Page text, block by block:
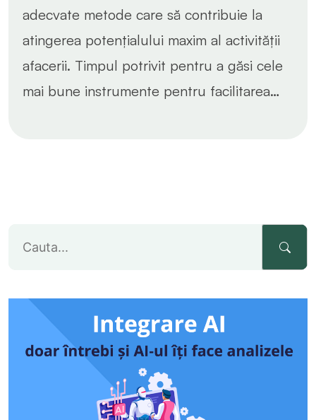
adecvate metode care să contribuie la
atingerea potențialului maxim al activității
afacerii. Timpul potrivit pentru a găsi cele
mai bune instrumente pentru facilitarea…